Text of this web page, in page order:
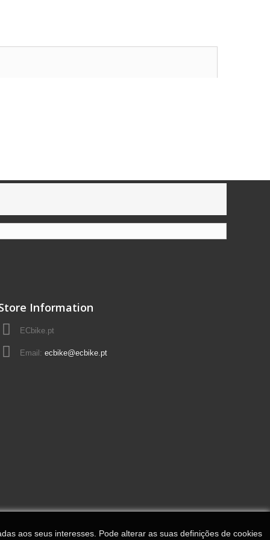
Information
ECbike.pt
Email: ecbike@ecbike.pt
aos seus interesses. Pode alterar as suas definições de cookies